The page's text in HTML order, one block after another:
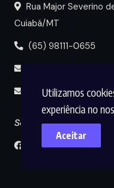
Utilizamos
experiência no
Aceitar
Rua Major Severino
Cuiabá/MT
(65) 98111-0655
Seguir